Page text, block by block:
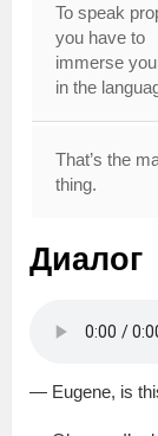
To speak
you have to
immerse
in the
That’s the
thing.
Диалог
— Eugene, is